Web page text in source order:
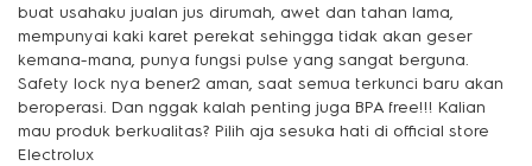
buat usahaku jualan jus dirumah, awet dan tahan lama,
mempunyai kaki karet perekat sehingga tidak akan geser
kemana-mana, punya fungsi pulse yang sangat berguna.
Safety lock nya bener2 aman, saat semua terkunci baru akan
beroperasi. Dan nggak kalah penting juga BPA free!!! Kalian
mau produk berkualitas? Pilih aja sesuka hati di official store
Electrolux